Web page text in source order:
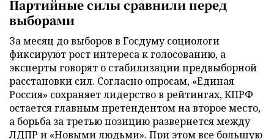
Партийные силы сравнили перед
выборами
За месяц до выборов в Госдуму социологи
фиксируют рост интереса к голосованию, а
эксперты говорят о стабилизации предвыборной
расстановки сил. Согласно опросам, «Единая
Россия» сохраняет лидерство в рейтингах, КПРФ
остается главным претендентом на второе место,
а борьба за третью позицию развернется между
ЛДПР и «Новыми людьми». При этом все большую